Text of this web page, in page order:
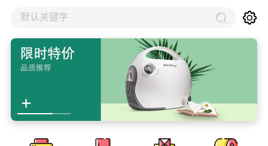
默认关键字